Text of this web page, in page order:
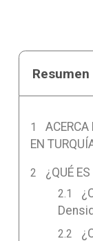
Resumen
ACERCA
EN
¿QUÉ